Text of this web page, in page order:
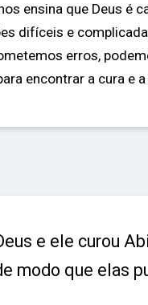
ensina que Deus é
difíceis e
erros,
encontrar a cura e a
e ele curou
modo que elas